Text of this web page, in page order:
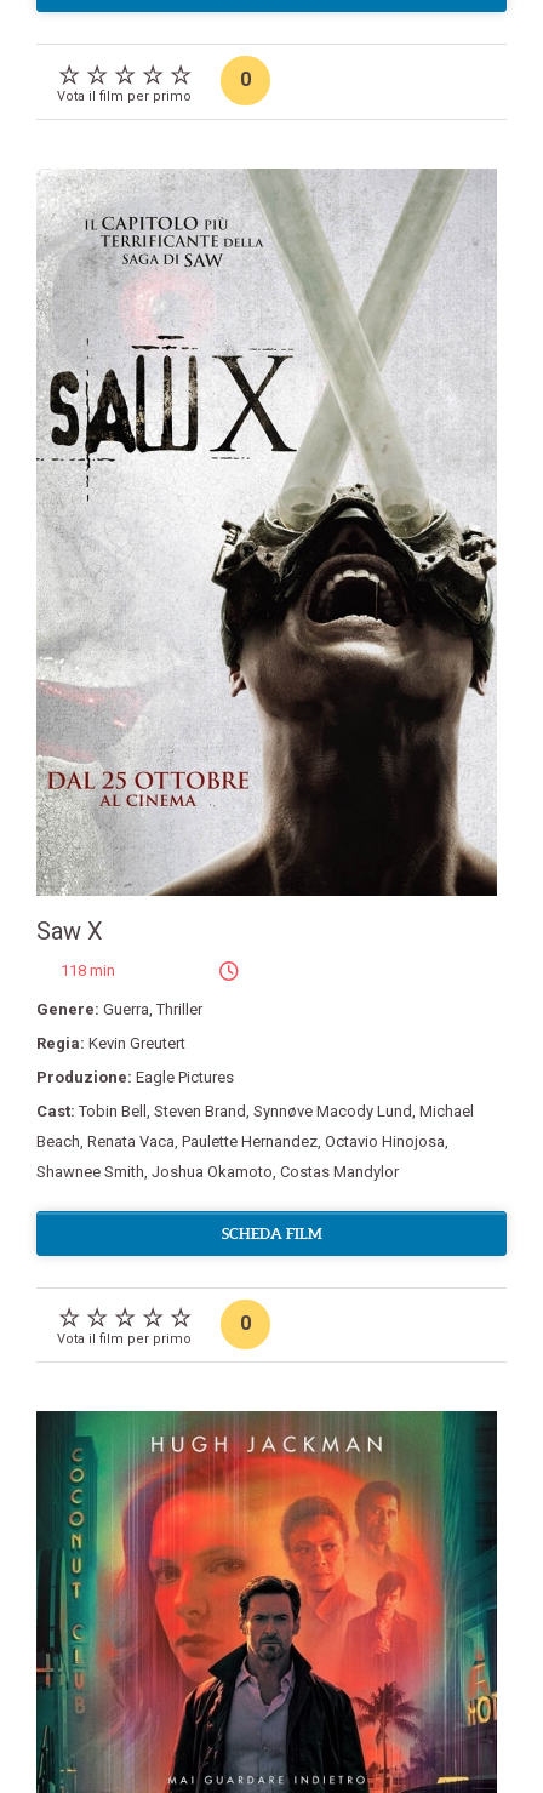
Vota il film per primo
0
Saw X
118 min
Genere: Guerra ,Thriller
Regia: Kevin Greutert
Produzione: Eagle Pictures
Cast:Tobin Bell Steven Brand Synnøve Macody Lund Michael
Beach Renata Vaca Paulette Hernandez Octavio Hinojosa
Shawnee Smith Joshua Okamoto Costas Mandylor
SCHEDA FILM
Vota il film per primo
0